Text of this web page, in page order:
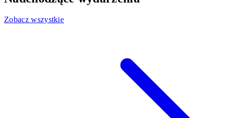
Zobacz wszystkie